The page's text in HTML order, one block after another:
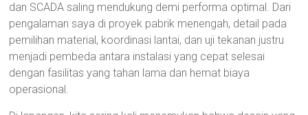
dan SCADA saling mendukung demi performa optimal. Dari
pengalaman saya di proyek pabrik menengah, detail pada
pemilihan material, koordinasi lantai, dan uji tekanan justru
menjadi pembeda antara instalasi yang cepat selesai
dengan fasilitas yang tahan lama dan hemat biaya
operasional.